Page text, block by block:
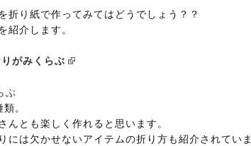
折り紙で作ってみてはどうでしょう？？
紹介します。
りがみくらぶ
。
んとも楽しく作れると思います。
には欠かせないアイテムの折り方も紹介されていま